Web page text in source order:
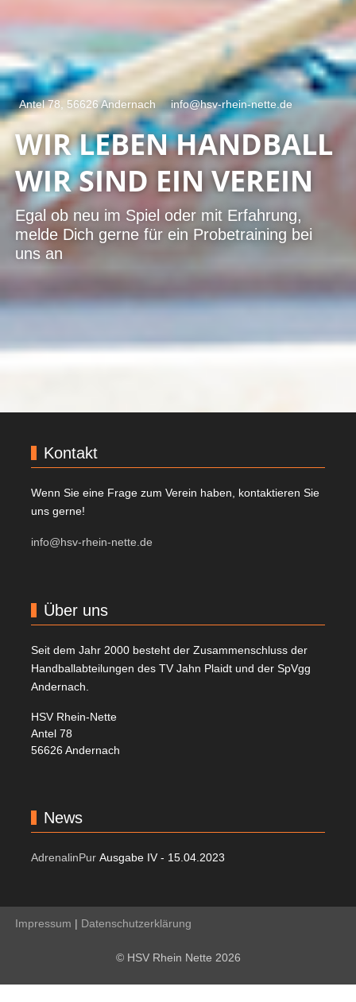
Antel 78, 56626 Andernach info@hsv-rhein-nette.de
WIR LEBEN HANDBALL
WIR SIND EIN VEREIN
Egal ob neu im Spiel oder mit Erfahrung,
melde Dich gerne für ein Probetraining bei
uns an
Kontakt
Wenn Sie eine Frage zum Verein haben, kontaktieren Sie
uns gerne!
info@hsv-rhein-nette.de
Über uns
Seit dem Jahr 2000 besteht der Zusammenschluss der
Handballabteilungen des TV Jahn Plaidt und der SpVgg
Andernach.
HSV Rhein-Nette
Antel 78
56626 Andernach
News
AdrenalinPur Ausgabe IV - 15.04.2023
Impressum | Datenschutzerklärung
© HSV Rhein Nette 2026